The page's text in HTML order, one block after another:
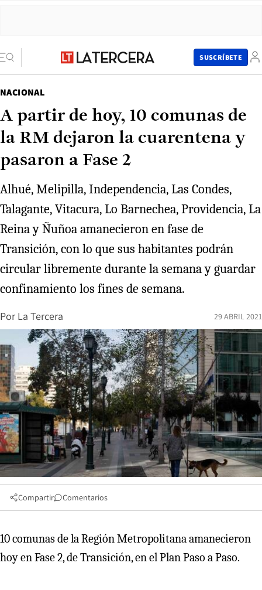
SUSCRÍBETE
NACIONAL
A partir de hoy, 10 comunas de
la RM dejaron la cuarentena y
pasaron a Fase 2
Alhué, Melipilla, Independencia, Las Condes,
Talagante, Vitacura, Lo Barnechea, Providencia, La
Reina y Ñuñoa amanecieron en fase de
Transición, con lo que sus habitantes podrán
circular libremente durante la semana y guardar
confinamiento los fines de semana.
Por La Tercera 29 ABRIL 2021
Compartir Comentarios
10 comunas de la Región Metropolitana amanecieron
hoy en Fase 2, de Transición, en el Plan Paso a Paso.